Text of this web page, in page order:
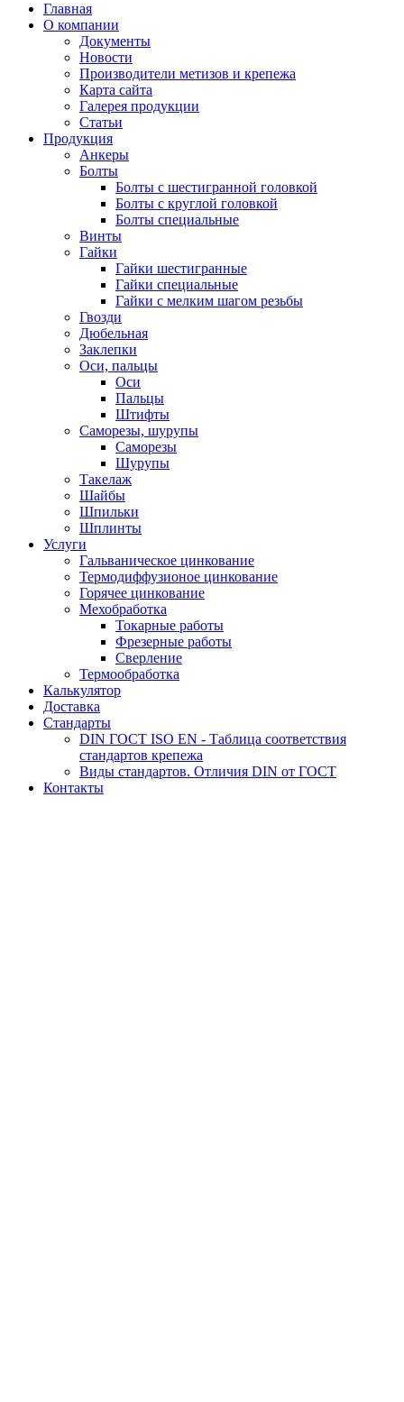
Главная
О компании
Документы
Новости
Производители метизов и крепежа
Карта сайта
Галерея продукции
Статьи
Продукция
Анкеры
Болты
Болты с шестигранной головкой
Болты с круглой головкой
Болты специальные
Винты
Гайки
Гайки шестигранные
Гайки специальные
Гайки с мелким шагом резьбы
Гвозди
Дюбельная
Заклепки
Оси, пальцы
Оси
Пальцы
Штифты
Саморезы, шурупы
Саморезы
Шурупы
Такелаж
Шайбы
Шпильки
Шплинты
Услуги
Гальваническое цинкование
Термодиффузионое цинкование
Горячее цинкование
Мехобработка
Токарные работы
Фрезерные работы
Сверление
Термообработка
Калькулятор
Доставка
Стандарты
DIN ГОСТ ISO EN - Таблица соответствия
стандартов крепежа
Виды стандартов. Отличия DIN от ГОСТ
Контакты